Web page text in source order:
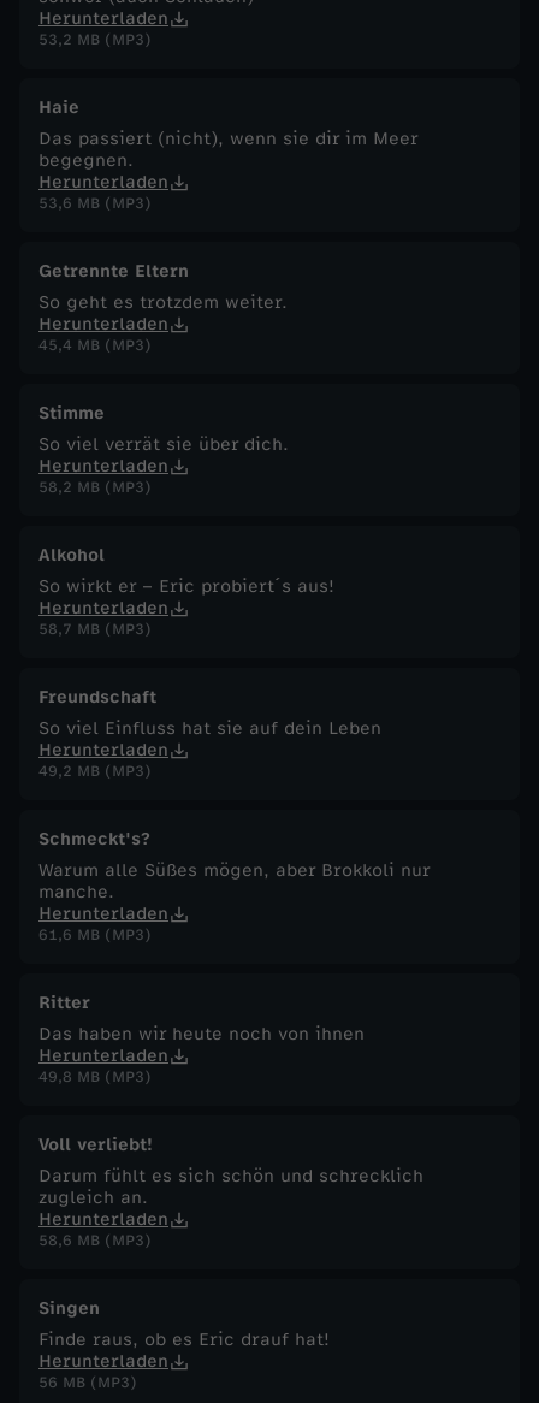
Herunterladen
53,2 MB (MP3)
Haie
Das passiert (nicht), wenn sie dir im Meer
begegnen.
Herunterladen
53,6 MB (MP3)
Getrennte Eltern
So geht es trotzdem weiter.
Herunterladen
45,4 MB (MP3)
Stimme
So viel verrät sie über dich.
Herunterladen
58,2 MB (MP3)
Alkohol
So wirkt er – Eric probiert´s aus!
Herunterladen
58,7 MB (MP3)
Freundschaft
So viel Einfluss hat sie auf dein Leben
Herunterladen
49,2 MB (MP3)
Schmeckt's?
Warum alle Süßes mögen, aber Brokkoli nur
manche.
Herunterladen
61,6 MB (MP3)
Ritter
Das haben wir heute noch von ihnen
Herunterladen
49,8 MB (MP3)
Voll verliebt!
Darum fühlt es sich schön und schrecklich
zugleich an.
Herunterladen
58,6 MB (MP3)
Singen
Finde raus, ob es Eric drauf hat!
Herunterladen
56 MB (MP3)